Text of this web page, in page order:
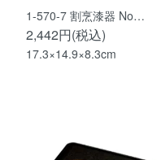
1-570-7 割烹漆器 No…
2,442円(税込)
17.3×14.9×8.3cm